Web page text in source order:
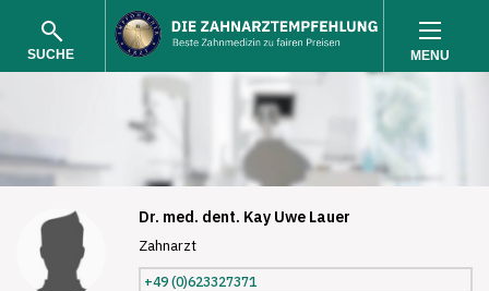
SUCHE
SUCHEN
MENU
Dr. med. dent. Kay Uwe Lauer
Zahnarzt
+49 (0)623327371